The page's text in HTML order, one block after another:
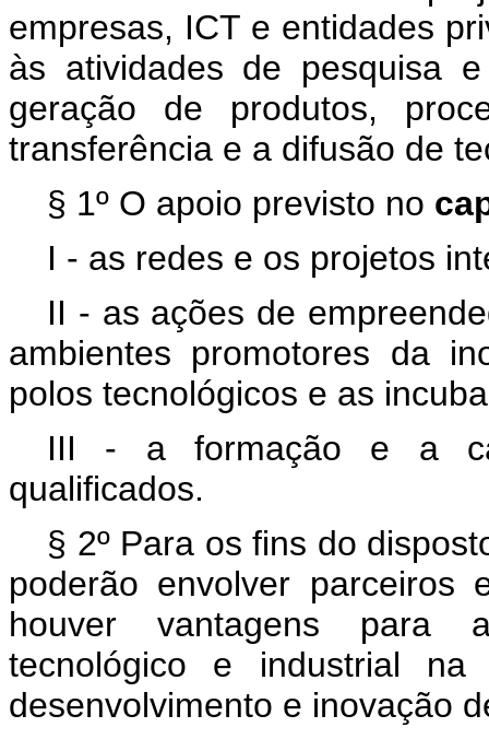
empresas, ICT e entidades
às atividades de pesquisa
geração de produtos,
transferência e a difusão de
§ 1º O apoio previsto no
I - as redes e os projetos
II - as ações de
ambientes promotores da
polos tecnológicos e as
III - a formação e a
qualificados.
§ 2º Para os fins do
poderão envolver parceiros
houver vantagens para
tecnológico e industrial
desenvolvimento e inovação